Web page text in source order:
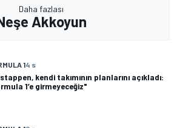
Daha fazlası
Akkoyun
14 s
kendi takımının planlarını açıkladı:
1’e girmeyeceğiz"